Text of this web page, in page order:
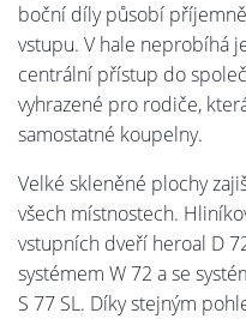
boční díly působí
vstupu. V hale neprobíhá
centrální přístup do
vyhrazené pro rodiče,
samostatné koupelny.
Velké skleněné plochy
všech místnostech.
vstupních dveří heroal D
systémem W 72 a se
S 77 SL. Díky stejným